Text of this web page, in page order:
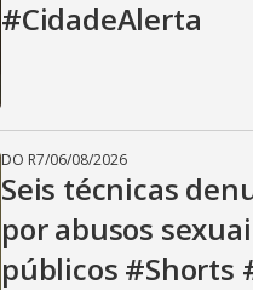
#CidadeAlerta
DO R7/06/08/2026
Seis técnicas
por abusos
públicos #Shorts